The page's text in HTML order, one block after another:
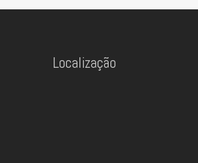
Localização